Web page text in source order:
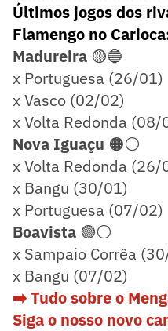
Últimos jogos dos
Flamengo no
Madureira 🟡🔵
x Portuguesa (26/01)
x Vasco (02/02)
x Volta Redonda (08/
Nova Iguaçu 🟠⚪
x Volta Redonda (26/
x Bangu (30/01)
x Portuguesa (07/02)
Boavista 🟢⚪
x Sampaio Corrêa
x Bangu (07/02)
➡️ Tudo sobre o
Siga o nosso novo